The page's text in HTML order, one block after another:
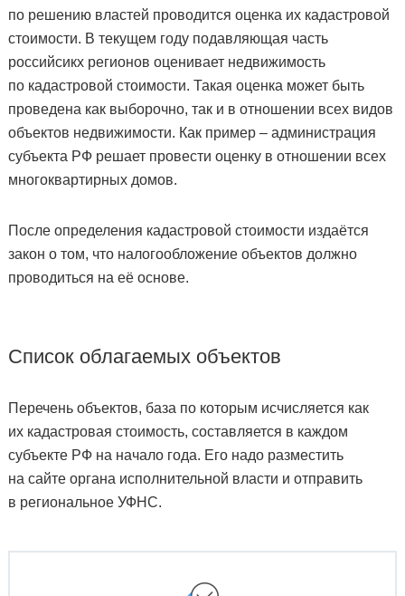
по решению властей проводится оценка их кадастровой
стоимости. В текущем году подавляющая часть
российсикх регионов оценивает недвижимость
по кадастровой стоимости. Такая оценка может быть
проведена как выборочно, так и в отношении всех видов
объектов недвижимости. Как пример – администрация
субъекта РФ решает провести оценку в отношении всех
многоквартирных домов.
После определения кадастровой стоимости издаётся
закон о том, что налогообложение объектов должно
проводиться на её основе.
Список облагаемых объектов
Перечень объектов, база по которым исчисляется как
их кадастровая стоимость, составляется в каждом
субъекте РФ на начало года. Его надо разместить
на сайте органа исполнительной власти и отправить
в региональное УФНС.